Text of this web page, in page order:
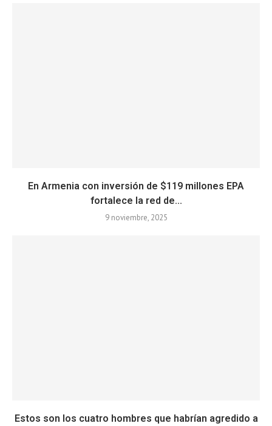
En Armenia con inversión de $119 millones EPA
fortalece la red de...
9 noviembre, 2025
Estos son los cuatro hombres que habrían agredido a